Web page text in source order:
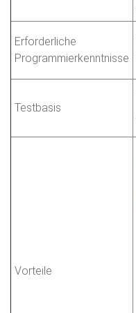
Erforderliche
Programmierkenntnisse
Testbasis
Vorteile